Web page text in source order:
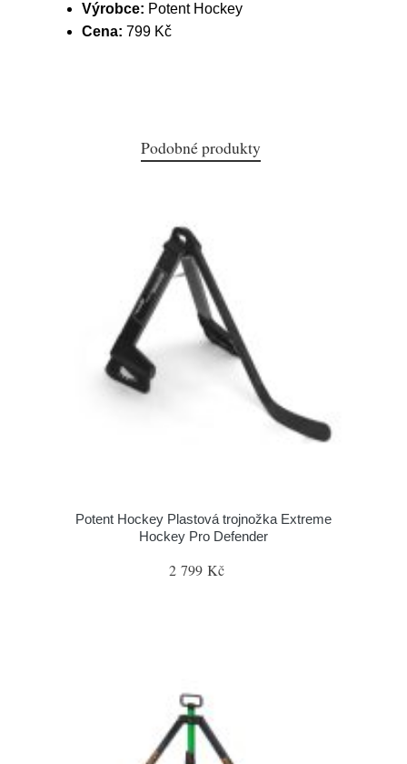
Výrobce: Potent Hockey
Cena: 799 Kč
Podobné produkty
Potent Hockey Plastová trojnožka Extreme
Hockey Pro Defender
2 799 Kč